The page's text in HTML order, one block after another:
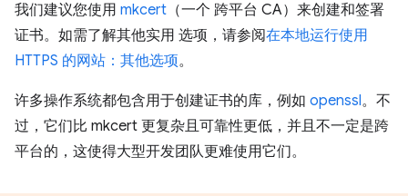
我们建议您使用 mkcert （一个 跨平台 CA）来创建和签署
证书。如需了解其他实用 选项，请参阅在本地运行使用
HTTPS 的网站：其他选项。
许多操作系统都包含用于创建证书的库，例如 openssl。不
过，它们比 mkcert 更复杂且可靠性更低，并且不一定是跨
平台的，这使得大型开发团队更难使用它们。